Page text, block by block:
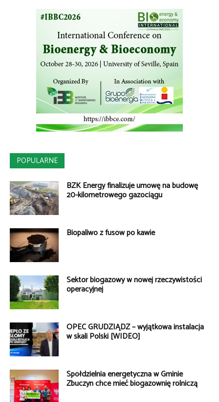
POPULARNE
BZK Energy finalizuje umowę na budowę
20-kilometrowego gazociągu
Biopaliwo z fusów po kawie
Sektor biogazowy w nowej rzeczywistości
operacyjnej
OPEC GRUDZIĄDZ – wyjątkowa instalacja
w skali Polski [WIDEO]
Spółdzielnia energetyczna w Gminie
Zbuczyn chce mieć biogazownię rolniczą